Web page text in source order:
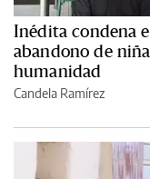
Inédita condena
abandono de
humanidad
Candela Ramírez